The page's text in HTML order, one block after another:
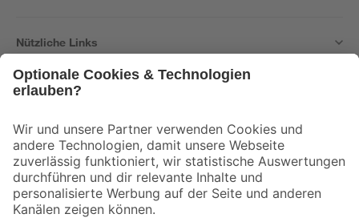
Nützliche Links
Der toom Newsletter: Keine Angebote und Aktionen mehr verpassen!
Zur Newsletter Anmeldung
Folge uns